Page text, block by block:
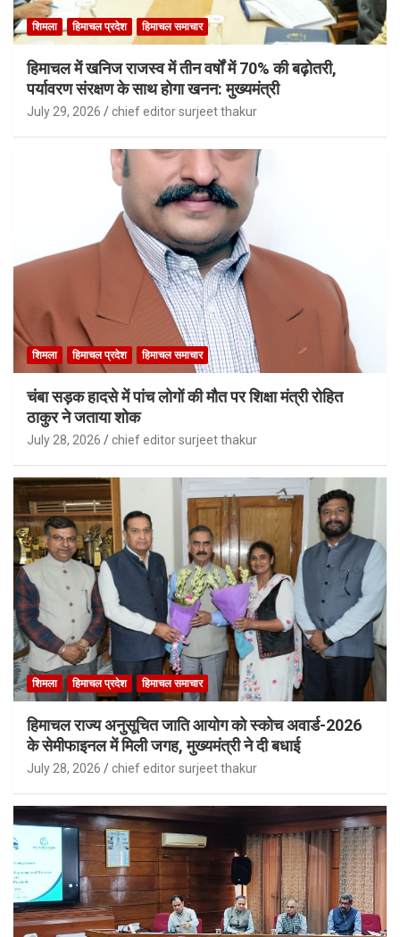
शिमला हिमाचल प्रदेश हिमाचल समाचार
हिमाचल में खनिज राजस्व में तीन वर्षों में 70% की बढ़ोतरी,
पर्यावरण संरक्षण के साथ होगा खनन: मुख्यमंत्री
July 29, 2026 chief editor surjeet thakur
शिमला हिमाचल प्रदेश हिमाचल समाचार
चंबा सड़क हादसे में पांच लोगों की मौत पर शिक्षा मंत्री रोहित
ठाकुर ने जताया शोक
July 28, 2026 chief editor surjeet thakur
शिमला हिमाचल प्रदेश हिमाचल समाचार
हिमाचल राज्य अनुसूचित जाति आयोग को स्कोच अवार्ड-2026
के सेमीफाइनल में मिली जगह, मुख्यमंत्री ने दी बधाई
July 28, 2026 chief editor surjeet thakur